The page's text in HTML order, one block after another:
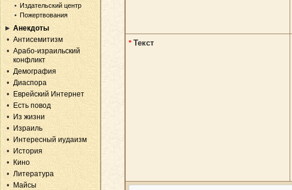
Издательский центр
Пожертвования
Анекдоты
Антисемитизм
Арабо-израильский
конфликт
Демография
Диаспора
Еврейский Интернет
Есть повод
Из жизни
Израиль
Интересный иудаизм
История
Кино
Литература
Майсы
* Текст